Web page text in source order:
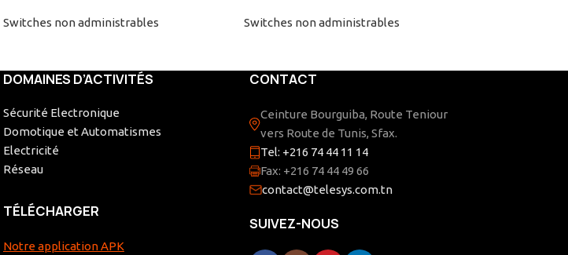
Switches non administrables Switches non administrables
DOMAINES D’ACTIVITÉS
Sécurité Electronique
Domotique et Automatismes
Electricité
Réseau
TÉLÉCHARGER
Notre application APK
CONTACT
Ceinture Bourguiba, Route Teniour
vers Route de Tunis, Sfax.
Tel: +216 74 44 11 14
Fax: +216 74 44 49 66
contact@telesys.com.tn
SUIVEZ-NOUS